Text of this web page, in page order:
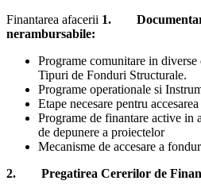
Finantarea afacerii 1.
nerambursabile:
Programe comunitare in
Tipuri de Fonduri Structurale.
Programe operationale si
Etape necesare pentru
Programe de finantare active in
de depunere a proiectelor
Mecanisme de accesare a
2. Pregatirea Cererilor de